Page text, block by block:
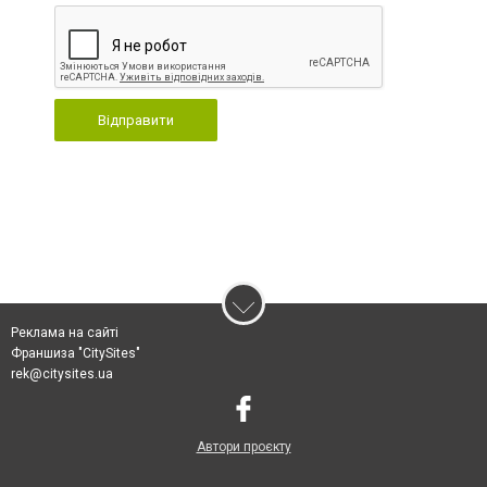
Відправити
Реклама на сайті
Франшиза "CitySites"
rek@citysites.ua
Автори проєкту